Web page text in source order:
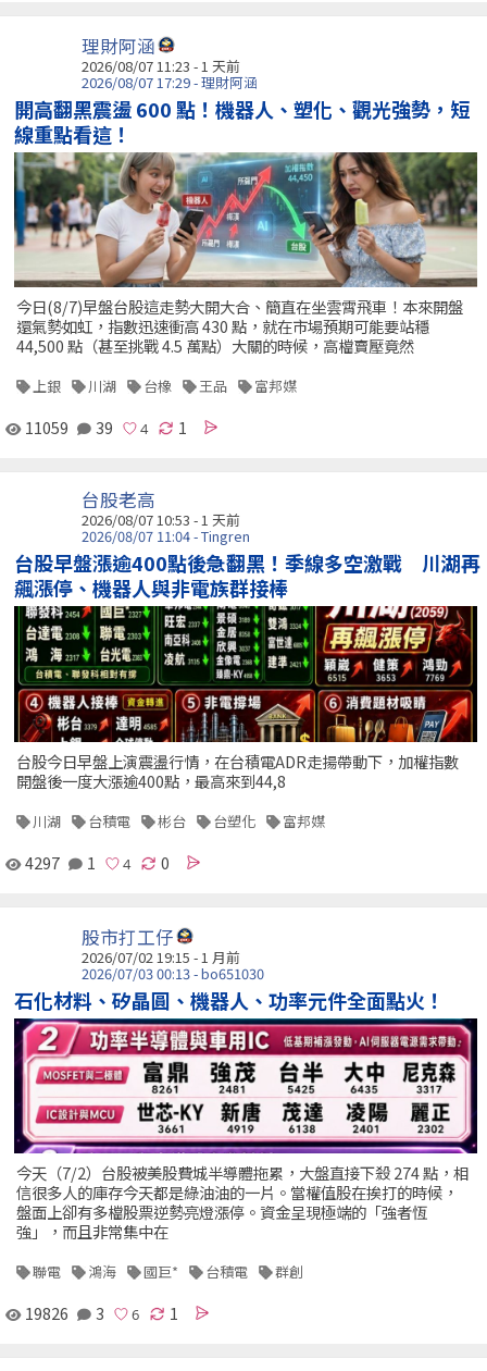
理財阿涵
2026/08/07 11:23 - 1 天前
2026/08/07 17:29 - 理財阿涵
開高翻黑震盪 600 點！機器人、塑化、觀光強勢，短
線重點看這！
今日(8/7)早盤台股這走勢大開大合、簡直在坐雲霄飛車！本來開盤
還氣勢如虹，指數迅速衝高 430 點，就在市場預期可能要站穩
44,500 點（甚至挑戰 4.5 萬點）大關的時候，高檔賣壓竟然
上銀 川湖 台橡 王品 富邦媒
11059 39 1
台股老高
2026/08/07 10:53 - 1 天前
2026/08/07 11:04 - Tingren
台股早盤漲逾400點後急翻黑！季線多空激戰 川湖再
飆漲停、機器人與非電族群接棒
台股今日早盤上演震盪行情，在台積電ADR走揚帶動下，加權指數
開盤後一度大漲逾400點，最高來到44,8
川湖 台積電 彬台 台塑化 富邦媒
4297 1 0
股市打工仔
2026/07/02 19:15 - 1 月前
2026/07/03 00:13 - bo651030
石化材料、矽晶圓、機器人、功率元件全面點火！
今天（7/2）台股被美股費城半導體拖累，大盤直接下殺 274 點，相
信很多人的庫存今天都是綠油油的一片。當權值股在挨打的時候，
盤面上卻有多檔股票逆勢亮燈漲停。資金呈現極端的「強者恆
強」，而且非常集中在
聯電 鴻海 國巨* 台積電 群創
19826 3 1